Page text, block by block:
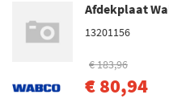
Afdekplaat
13201156
€ 183,96
€ 80,94